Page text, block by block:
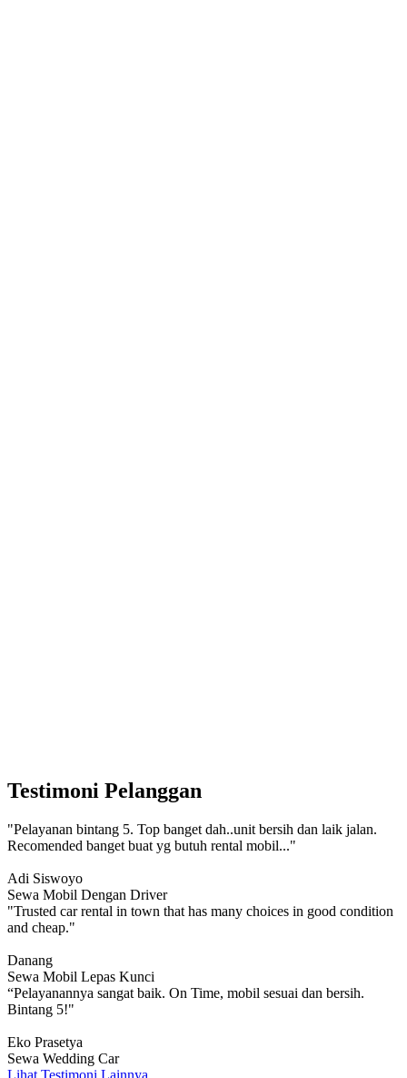
Testimoni Pelanggan
"Pelayanan bintang 5. Top banget dah..unit bersih dan laik jalan.
Recomended banget buat yg butuh rental mobil..."
Adi Siswoyo
Sewa Mobil Dengan Driver
"Trusted car rental in town that has many choices in good condition
and cheap."
Danang
Sewa Mobil Lepas Kunci
“Pelayanannya sangat baik. On Time, mobil sesuai dan bersih.
Bintang 5!"
Eko Prasetya
Sewa Wedding Car
Lihat Testimoni Lainnya